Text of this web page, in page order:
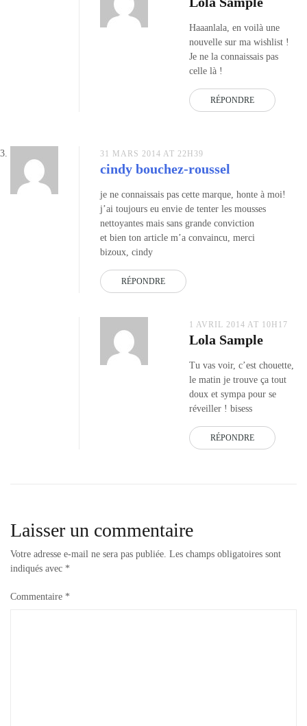
Haaanlala, en voilà une
nouvelle sur ma wishlist !
Je ne la connaissais pas
celle là !
RÉPONDRE
31 MARS 2014 AT 22H39
cindy bouchez-roussel
je ne connaissais pas cette marque, honte à moi!
j’ai toujours eu envie de tenter les mousses
nettoyantes mais sans grande conviction
et bien ton article m’a convaincu, merci
bizoux, cindy
RÉPONDRE
1 AVRIL 2014 AT 10H17
Lola Sample
Tu vas voir, c’est chouette,
le matin je trouve ça tout
doux et sympa pour se
réveiller ! bisess
RÉPONDRE
Laisser un commentaire
Votre adresse e-mail ne sera pas publiée. Les champs obligatoires sont
indiqués avec *
Commentaire *